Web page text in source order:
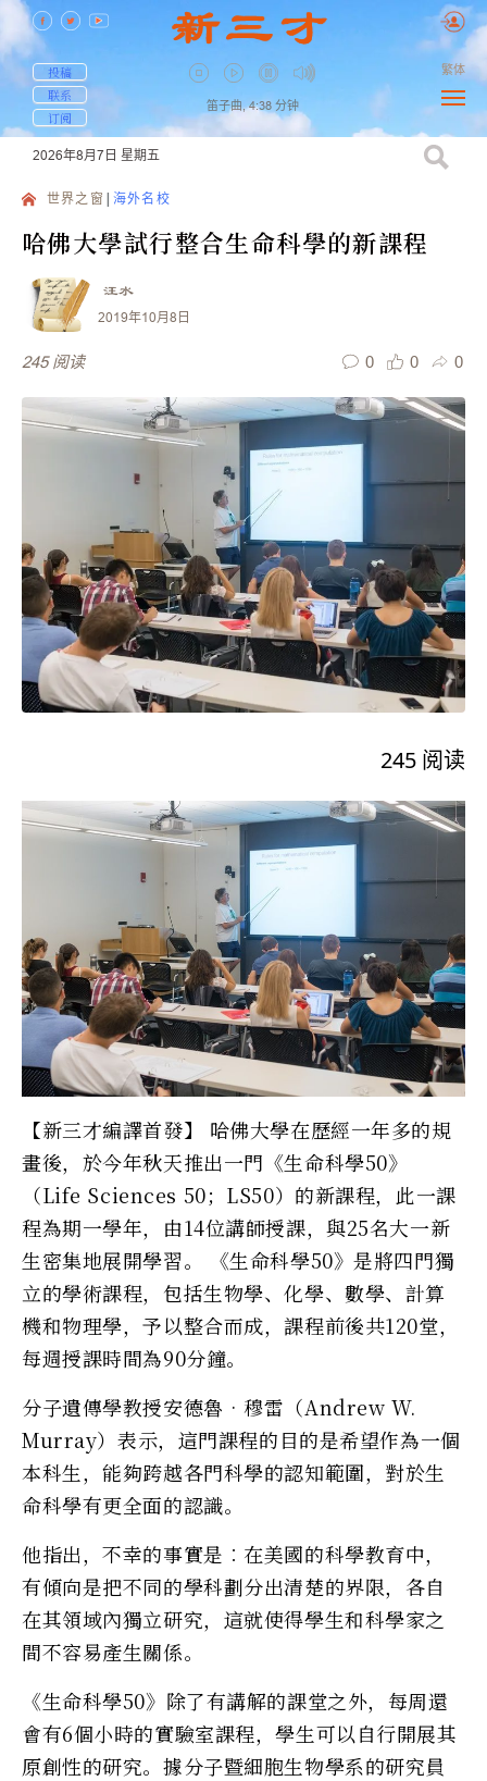
投稿
联系
订阅
笛子曲, 4:38 分钟
繁体
2026年8月7日 星期五
世界之窗 海外名校
哈佛大學試行整合生命科學的新課程
汪水
2019年10月8日
245 阅读 0 0 0
245 阅读
【新三才編譯首發】 哈佛大學在歷經一年多的規
畫後，於今年秋天推出一門《生命科學50》
（Life Sciences 50；LS50）的新課程，此一課
程為期一學年，由14位講師授課，與25名大一新
生密集地展開學習。 《生命科學50》是將四門獨
立的學術課程，包括生物學、化學、數學、計算
機和物理學，予以整合而成，課程前後共120堂，
每週授課時間為90分鐘。
分子遺傳學教授安德魯•穆雷（Andrew W.
Murray）表示，這門課程的目的是希望作為一個
本科生，能夠跨越各門科學的認知範圍，對於生
命科學有更全面的認識。
他指出，不幸的事實是︰在美國的科學教育中，
有傾向是把不同的學科劃分出清楚的界限，各自
在其領域內獨立研究，這就使得學生和科學家之
間不容易產生關係。
《生命科學50》除了有講解的課堂之外，每周還
會有6個小時的實驗室課程，學生可以自行開展其
原創性的研究。據分子暨細胞生物學系的研究員